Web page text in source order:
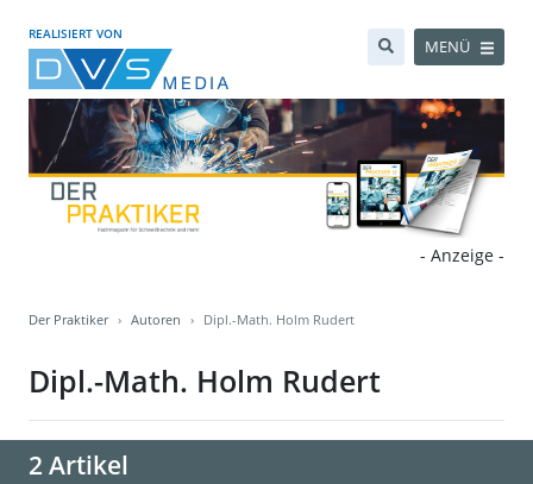
REALISIERT VON
MENÜ
- Anzeige -
Der Praktiker Autoren Dipl.-Math. Holm Rudert
Dipl.-Math. Holm Rudert
2 Artikel